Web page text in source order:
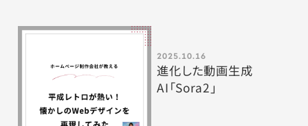
2025.10.16
進化した動画生成
AI「Sora2」